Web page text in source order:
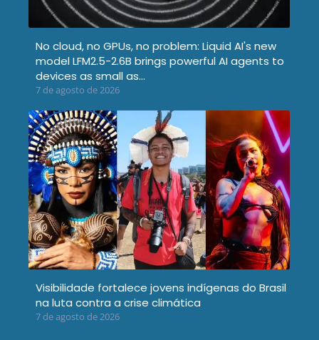
No cloud, no GPUs, no problem: Liquid AI's new
model LFM2.5-2.6B brings powerful AI agents to
devices as small as…
7 de agosto de 2026
Visibilidade fortalece jovens indígenas do Brasil
na luta contra a crise climática
7 de agosto de 2026